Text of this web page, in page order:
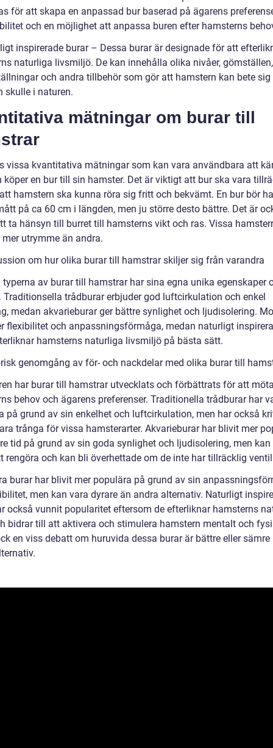
för att skapa en anpassad bur baserad på ägarens
och en möjlighet att anpassa buren efter hamsterns
inspirerade burar – Dessa burar är designade för att
naturliga livsmiljö. De kan innehålla olika nivåer, gömställen,
och andra tillbehör som gör att hamstern kan bete sig
skulle i naturen.
mätningar om burar till
vissa kvantitativa mätningar som kan vara användbara att
köper en bur till sin hamster. Det är viktigt att bur ska vara
hamstern ska kunna röra sig fritt och bekvämt. En bur bör
på ca 60 cm i längden, men ju större desto bättre. Det är
ta hänsyn till burret till hamsterns vikt och ras. Vissa
mer utrymme än andra.
om hur olika burar till hamstrar skiljer sig från varandra
typerna av burar till hamstrar har sina egna unika egenskaper
Traditionsella trådburar erbjuder god luftcirkulation och enkel
medan akvarieburar ger bättre synlighet och ljudisolering.
flexibilitet och anpassningsförmåga, medan naturligt
hamsterns naturliga livsmiljö på bästa sätt.
genomgång av för- och nackdelar med olika burar till
har burar till hamstrar utvecklats och förbättrats för att
behov och ägarens preferenser. Traditionella trådburar har
på grund av sin enkelhet och luftcirkulation, men har också
trånga för vissa hamsterarter. Akvarieburar har blivit mer
tid på grund av sin goda synlighet och ljudisolering, men kan
rengöra och kan bli överhettade om de inte har tillräcklig
burar har blivit mer populära på grund av sin
men kan vara dyrare än andra alternativ. Naturligt
också vunnit popularitet eftersom de efterliknar hamsterns
bidrar till att aktivera och stimulera hamstern mentalt och
en viss debatt om huruvida dessa burar är bättre eller sämre